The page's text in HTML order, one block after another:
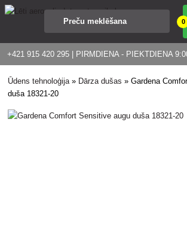
+421 915 420 295 | PIRMDIENA - PIEKTDIENA
0
Ūdens tehnoloģija» Dārza dušas »Gardena
duša 18321-20